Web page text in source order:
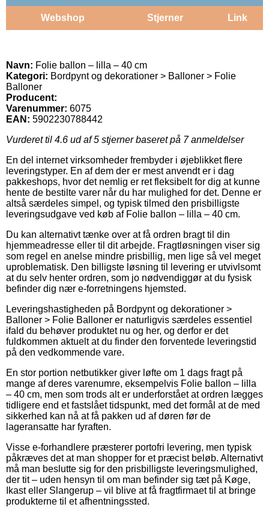
Webshop Stjerner Link
Navn: Folie ballon – lilla – 40 cm
Kategori: Bordpynt og dekorationer > Balloner > Folie
Balloner
Producent:
Varenummer: 6075
EAN: 5902230788442
Vurderet til 4.6 ud af 5 stjerner baseret på 7anmeldelser
En del internet virksomheder frembyder i øjeblikket flere
leveringstyper. En af dem der er mest anvendt er i dag
pakkeshops, hvor det nemlig er ret fleksibelt for dig at kunne
hente de bestilte varer når du har mulighed for det. Denne er
altså særdeles simpel, og typisk tilmed den prisbilligste
leveringsudgave ved køb af Folie ballon – lilla – 40 cm.
Du kan alternativt tænke over at få ordren bragt til din
hjemmeadresse eller til dit arbejde. Fragtløsningen viser sig
som regel en anelse mindre prisbillig, men lige så vel meget
uproblematisk. Den billigste løsning til levering er utvivlsomt
at du selv henter ordren, som jo nødvendiggør at du fysisk
befinder dig nær e-forretningens hjemsted.
Leveringshastigheden på Bordpynt og dekorationer >
Balloner > Folie Balloner er naturligvis særdeles essentiel
ifald du behøver produktet nu og her, og derfor er det
fuldkommen aktuelt at du finder den forventede leveringstid
på den vedkommende vare.
En stor portion netbutikker giver løfte om 1 dags fragt på
mange af deres varenumre, eksempelvis Folie ballon – lilla
– 40 cm, men som trods alt er underforstået at ordren lægges
tidligere end et fastslået tidspunkt, med det formål at de med
sikkerhed kan nå at få pakken ud af døren før de
lageransatte har fyraften.
Visse e-forhandlere præsterer portofri levering, men typisk
påkræves det at man shopper for et præcist beløb. Alternativt
må man beslutte sig for den prisbilligste leveringsmulighed,
der tit – uden hensyn til om man befinder sig tæt på Køge,
Ikast eller Slangerup – vil blive at få fragtfirmaet til at bringe
produkterne til et afhentningssted.